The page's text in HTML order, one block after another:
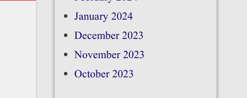
January 2024
December 2023
November 2023
October 2023